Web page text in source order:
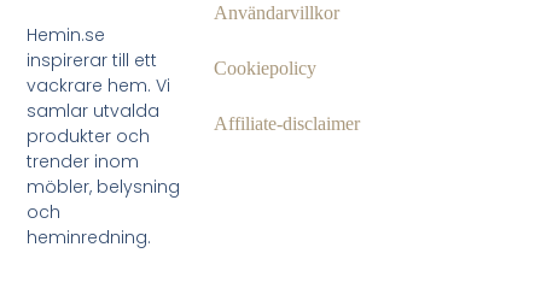
Hemin.se
inspirerar till ett
vackrare hem. Vi
samlar utvalda
produkter och
trender inom
möbler, belysning
och
heminredning.
Användarvillkor
Cookiepolicy
Affiliate‑disclaimer